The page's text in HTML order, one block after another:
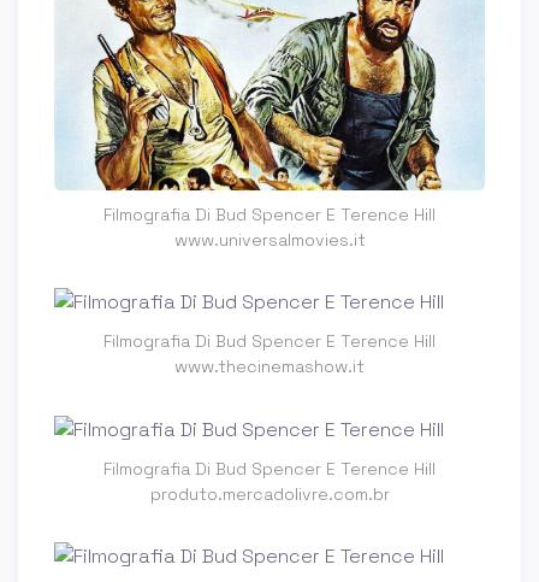
Filmografia Di Bud Spencer E Terence Hill
www.universalmovies.it
Filmografia Di Bud Spencer E Terence Hill
www.thecinemashow.it
Filmografia Di Bud Spencer E Terence Hill
produto.mercadolivre.com.br